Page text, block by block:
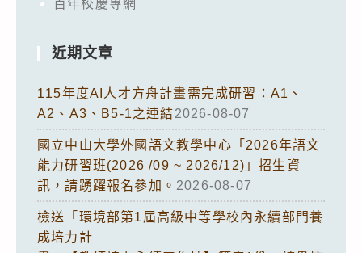
百年校慶專網
近期文章
115年度AI人才方舟計畫需完成研習：A1、
A2、A3、B5-1之連結2026-08-07
國立中山大學外國語文教學中心「2026年語文
能力研習班(2026 /09 ~ 2026/12)」招生資
訊，請踴躍報名參加。 2026-08-07
檢送「環境部第1屆高級中等學校內永續部門養
成培力計